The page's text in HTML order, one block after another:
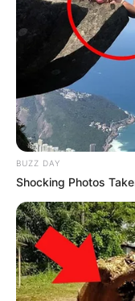
BUZZ DAY
Shocking Photos